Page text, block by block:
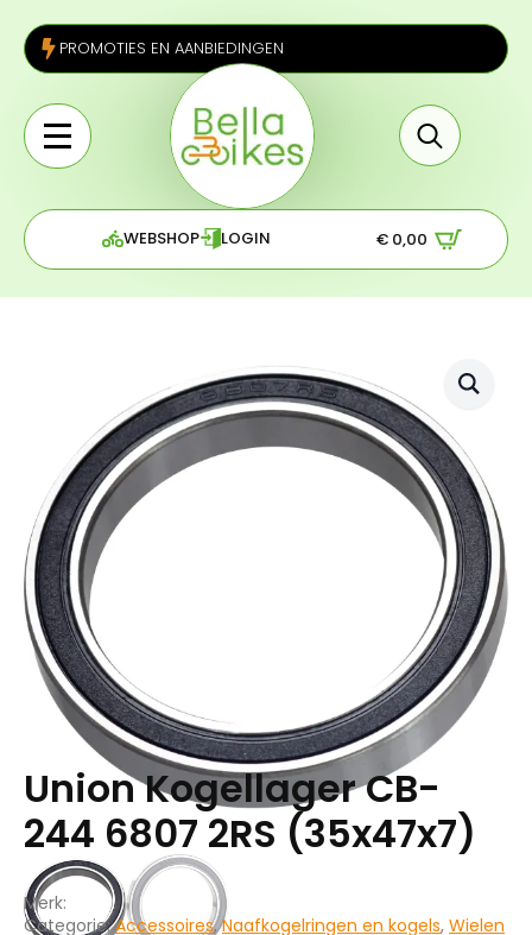
PROMOTIES EN AANBIEDINGEN
for:
WEBSHOP LOGIN € 0,00
Union Kogellager CB-
244 6807 2RS (35x47x7)
Merk:
Categorie:Accessoires,Naafkogelringen en kogels, Wielen